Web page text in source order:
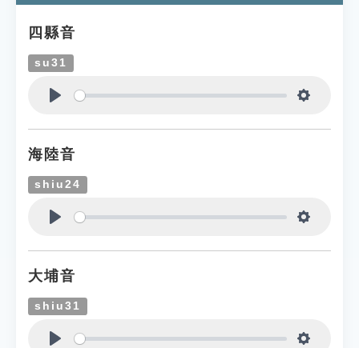
四縣音
su31
海陸音
shiu24
大埔音
shiu31